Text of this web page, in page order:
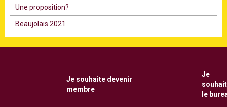
Une proposition?
Beaujolais 2021
Je souhaite devenir
membre
Je
le